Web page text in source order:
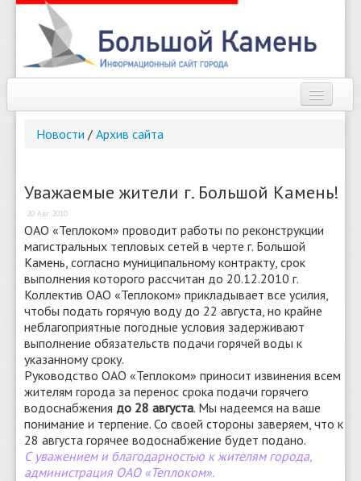
Справочник
Погода
О сайте
Найти
Новости / Архив сайта
Уважаемые жители г. Большой Камень!
20 Авг 2010
ОАО «Теплоком» проводит работы по реконструкции
магистральных тепловых сетей в черте г. Большой
Камень, согласно муниципальному контракту, срок
выполнения которого рассчитан до 20.12.2010 г.
Коллектив ОАО «Теплоком» прикладывает все усилия,
чтобы подать горячую воду до 22 августа, но крайне
неблагоприятные погодные условия задерживают
выполнение обязательств подачи горячей воды к
указанному сроку.
Руководство ОАО «Теплоком» приносит извинения всем
жителям города за перенос срока подачи горячего
водоснабжения до 28 августа. Мы надеемся на ваше
понимание и терпение. Со своей стороны заверяем, что к
28 августа горячее водоснабжение будет подано.
С уважением и благодарностью к жителям города,
администрация ОАО «Теплоком».